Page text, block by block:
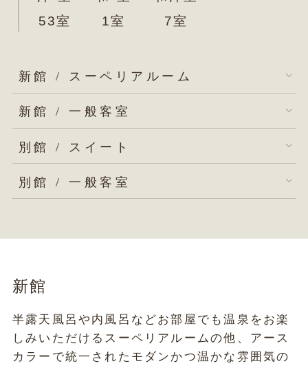
53室
1室
7室
新館 / スーペリアルーム
新館 / 一般客室
別館 / スイート
別館 / 一般客室
新館
半露天風呂や内風呂などお部屋でも温泉をお楽
しみいただけるスーペリアルームの他、アース
カラーで統一されたモダンかつ温かな雰囲気の